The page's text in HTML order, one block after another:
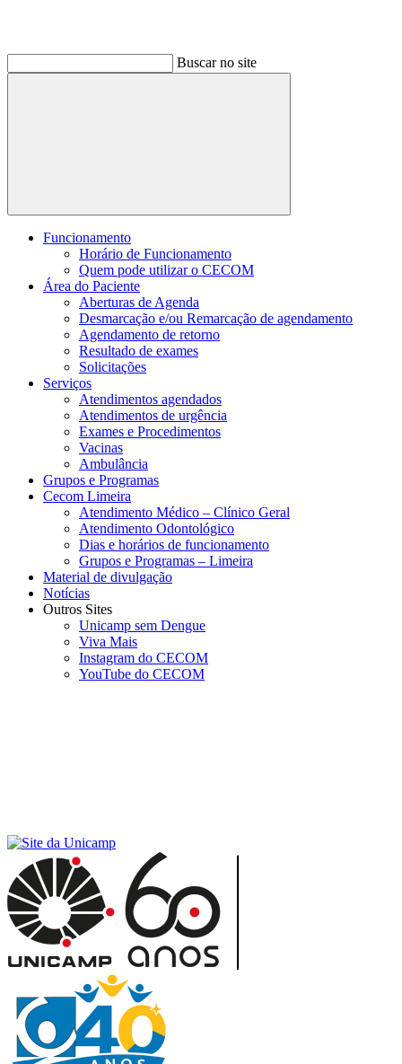
Buscar no site
Buscar
Funcionamento
Horário de Funcionamento
Quem pode utilizar o CECOM
Área do Paciente
Aberturas de Agenda
Desmarcação e/ou Remarcação de agendamento
Agendamento de retorno
Resultado de exames
Solicitações
Serviços
Atendimentos agendados
Atendimentos de urgência
Exames e Procedimentos
Vacinas
Ambulância
Grupos e Programas
Cecom Limeira
Atendimento Médico – Clínico Geral
Atendimento Odontológico
Dias e horários de funcionamento
Grupos e Programas – Limeira
Material de divulgação
Notícias
Outros Sites
Unicamp sem Dengue
Viva Mais
Instagram do CECOM
YouTube do CECOM